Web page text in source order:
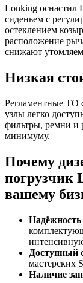
Lonking
сиденьем с
остеклением
расположение
снижают
Низкая
Регламентные ТО
узлы легко
фильтры, ремни и
минимуму.
Почему
погрузчик
вашему
Надёжность
Доступный
мастерских
Наличие